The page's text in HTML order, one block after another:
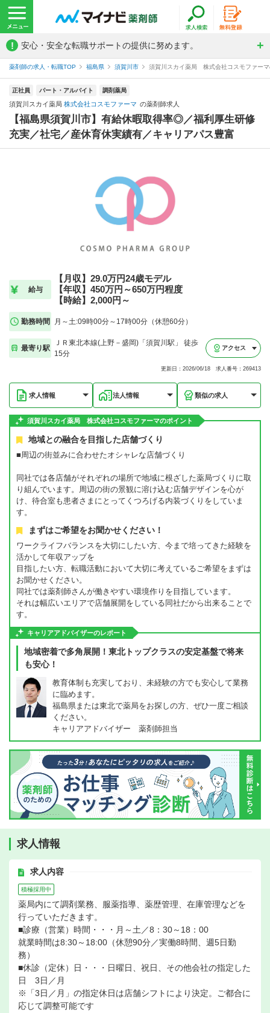
! 安心・安全な転職サポートの提供に努めます。
薬剤師の求人・転職TOP 福島県 須賀川市 須賀川スカイ薬局 株式会社コスモファー
正社員 パート・アルバイト 調剤薬局
須賀川スカイ薬局 株式会社コスモファーマ の薬剤師求人
【福島県須賀川市】有給休暇取得率◎／福利厚生研修
充実／社宅／産休育休実績有／キャリアパス豊富
給与
【月収】29.0万円24歳モデル
【年収】450万円～650万円程度
【時給】2,000円～
勤務時間 月～土:09時00分～17時00分（休憩60分）
最寄り駅
ＪＲ東北本線(上野－盛岡)「須賀川駅」 徒歩
15分
アクセス
更新日：2026/06/18 求人番号：269413
求人情報 法人情報 類似の求人
須賀川スカイ薬局 株式会社コスモファーマのポイント
地域との融合を目指した店舗づくり
■周辺の街並みに合わせたオシャレな店舗づくり
同社では各店舗がそれぞれの場所で地域に根ざした薬局づくりに取
り組んでいます。周辺の街の景観に溶け込む店舗デザインを心が
け、待合室も患者さまにとってくつろげる内装づくりをしていま
す。
まずはご希望をお聞かせください！
ワークライフバランスを大切にしたい方、今まで培ってきた経験を
活かして年収アップを
目指したい方、転職活動において大切に考えているご希望をまずは
お聞かせください。
同社では薬剤師さんが働きやすい環境作りを目指しています。
それは幅広いエリアで店舗展開をしている同社だから出来ることで
す。
キャリアアドバイザーのレポート
地域密着で多角展開！東北トップクラスの安定基盤で将来
も安心！
教育体制も充実しており、未経験の方でも安心して業務
に臨めます。
福島県または東北で薬局をお探しの方、ぜひ一度ご相談
ください。
キャリアアドバイザー 薬剤師担当
求人情報
求人内容
積極採用中
薬局内にて調剤業務、服薬指導、薬歴管理、在庫管理などを
行っていただきます。
■診療（営業）時間・・・月～土／8：30～18：00
就業時間は8:30～18:00（休憩90分／実働8時間、週5日勤
務）
■休診（定休）日・・・日曜日、祝日、その他会社の指定した
日 3日／月
※「3日／月」の指定休日は店舗シフトにより決定。ご都合に
応じて調整可能です